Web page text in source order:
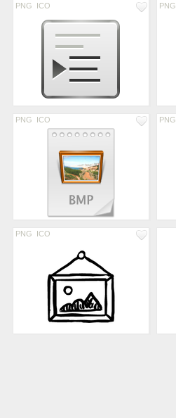
PNG ICO PNG
PNG ICO PNG
PNG ICO